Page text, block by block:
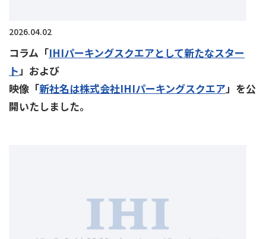
2026.04.02
コラム「IHIパーキングスクエアとして新たなスター
ト 」および
映像「新社名は株式会社IHIパーキングスクエア 」を公
開いたしました。